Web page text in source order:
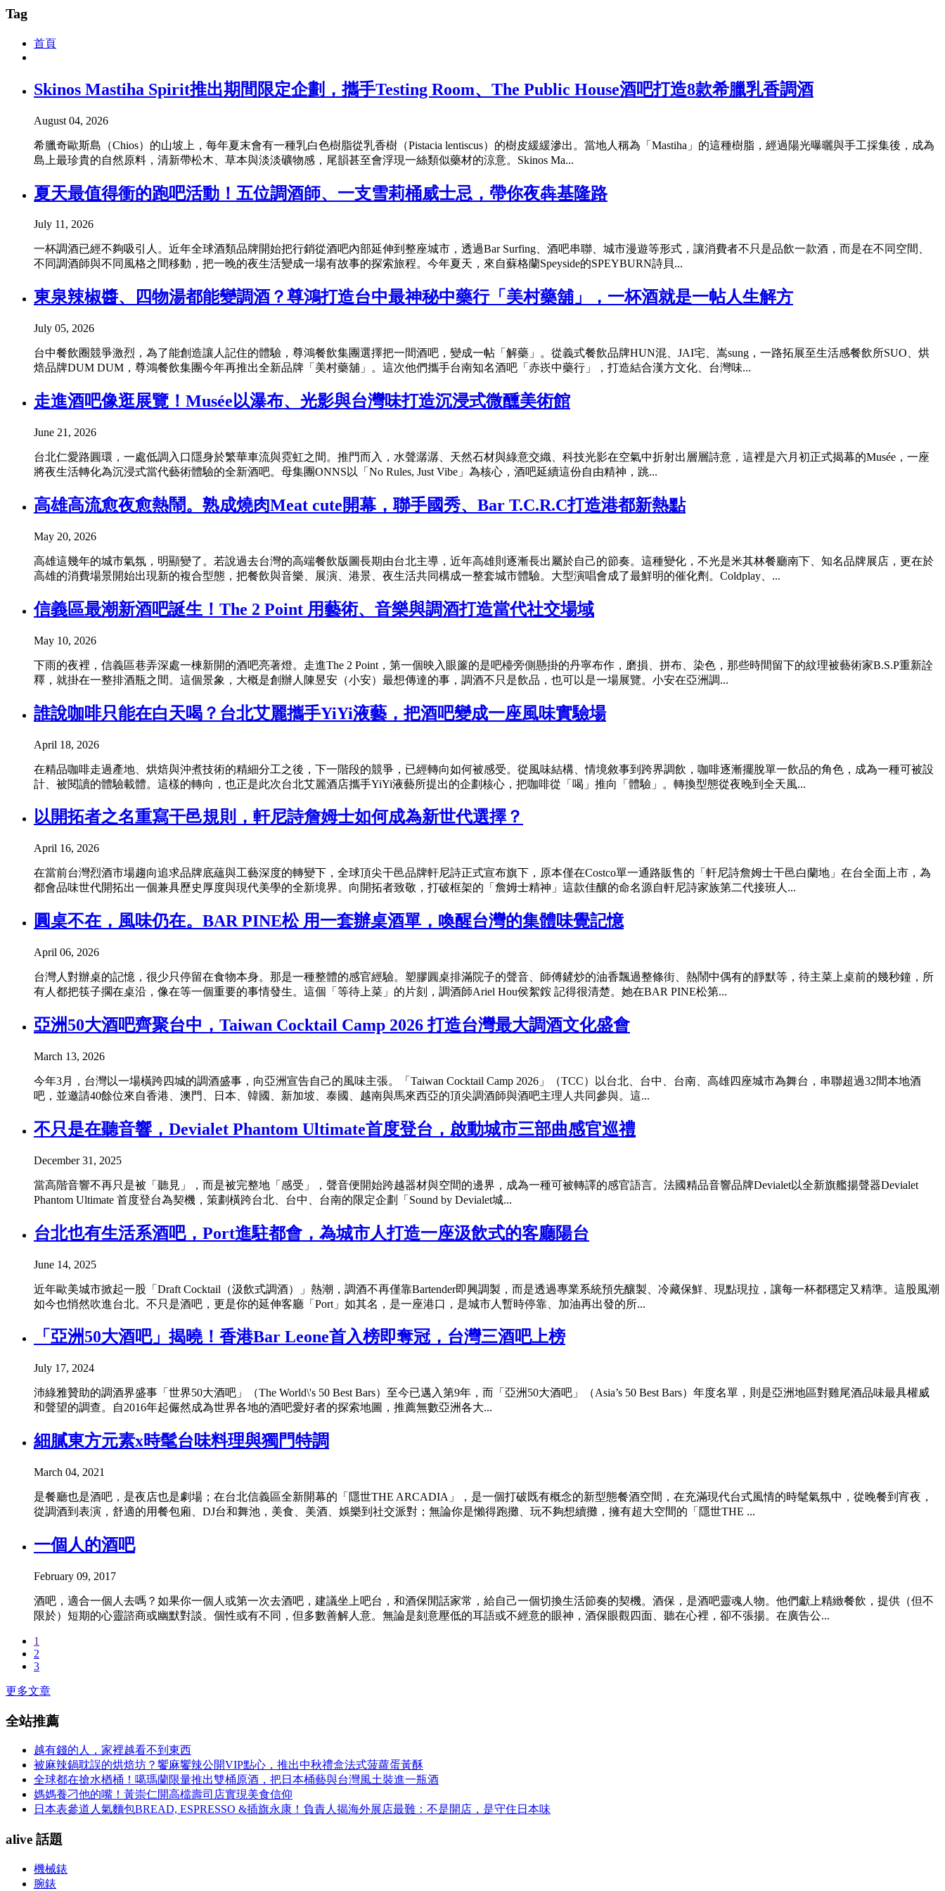
Tag
首頁
Skinos Mastiha Spirit推出期間限定企劃，攜手Testing Room、The Public House酒吧打造8款希臘乳香調酒
August 04, 2026
希臘奇歐斯島（Chios）的山坡上，每年夏末會有一種乳白色樹脂從乳香樹（Pistacia lentiscus）的樹皮緩緩滲出。當地人稱為「Mastiha」的這種樹脂，經過陽光曝曬與手工採集後，成為
島上最珍貴的自然原料，清新帶松木、草本與淡淡礦物感，尾韻甚至會浮現一絲類似藥材的涼意。Skinos Ma...
夏天最值得衝的跑吧活動！五位調酒師、一支雪莉桶威士忌，帶你夜犇基隆路
July 11, 2026
一杯調酒已經不夠吸引人。近年全球酒類品牌開始把行銷從酒吧內部延伸到整座城市，透過Bar Surfing、酒吧串聯、城市漫遊等形式，讓消費者不只是品飲一款酒，而是在不同空間、
不同調酒師與不同風格之間移動，把一晚的夜生活變成一場有故事的探索旅程。今年夏天，來自蘇格蘭Speyside的SPEYBURN詩貝...
東泉辣椒醬、四物湯都能變調酒？尊鴻打造台中最神秘中藥行「美村藥舖」，一杯酒就是一帖人生解方
July 05, 2026
台中餐飲圈競爭激烈，為了能創造讓人記住的體驗，尊鴻餐飲集團選擇把一間酒吧，變成一帖「解藥」。從義式餐飲品牌HUN混、JAI宅、嵩sung，一路拓展至生活感餐飲所SUO、烘
焙品牌DUM DUM，尊鴻餐飲集團今年再推出全新品牌「美村藥舖」。這次他們攜手台南知名酒吧「赤崁中藥行」，打造結合漢方文化、台灣味...
走進酒吧像逛展覽！Musée以瀑布、光影與台灣味打造沉浸式微醺美術館
June 21, 2026
台北仁愛路圓環，一處低調入口隱身於繁華車流與霓虹之間。推門而入，水聲潺潺、天然石材與綠意交織、科技光影在空氣中折射出層層詩意，這裡是六月初正式揭幕的Musée，一座
將夜生活轉化為沉浸式當代藝術體驗的全新酒吧。母集團ONNS以「No Rules, Just Vibe」為核心，酒吧延續這份自由精神，跳...
高雄高流愈夜愈熱鬧。熟成燒肉Meat cute開幕，聯手國秀、Bar T.C.R.C打造港都新熱點
May 20, 2026
高雄這幾年的城市氣氛，明顯變了。若說過去台灣的高端餐飲版圖長期由台北主導，近年高雄則逐漸長出屬於自己的節奏。這種變化，不光是米其林餐廳南下、知名品牌展店，更在於
高雄的消費場景開始出現新的複合型態，把餐飲與音樂、展演、港景、夜生活共同構成一整套城市體驗。大型演唱會成了最鮮明的催化劑。Coldplay、...
信義區最潮新酒吧誕生！The 2 Point 用藝術、音樂與調酒打造當代社交場域
May 10, 2026
下雨的夜裡，信義區巷弄深處一棟新開的酒吧亮著燈。走進The 2 Point，第一個映入眼簾的是吧檯旁側懸掛的丹寧布作，磨損、拼布、染色，那些時間留下的紋理被藝術家B.S.P重新詮
釋，就掛在一整排酒瓶之間。這個景象，大概是創辦人陳昱安（小安）最想傳達的事，調酒不只是飲品，也可以是一場展覽。小安在亞洲調...
誰說咖啡只能在白天喝？台北艾麗攜手YiYi液藝，把酒吧變成一座風味實驗場
April 18, 2026
在精品咖啡走過產地、烘焙與沖煮技術的精細分工之後，下一階段的競爭，已經轉向如何被感受。從風味結構、情境敘事到跨界調飲，咖啡逐漸擺脫單一飲品的角色，成為一種可被設
計、被閱讀的體驗載體。這樣的轉向，也正是此次台北艾麗酒店攜手YiYi液藝所提出的企劃核心，把咖啡從「喝」推向「體驗」。轉換型態從夜晚到全天風...
以開拓者之名重寫干邑規則，軒尼詩詹姆士如何成為新世代選擇？
April 16, 2026
在當前台灣烈酒市場趨向追求品牌底蘊與工藝深度的轉變下，全球頂尖干邑品牌軒尼詩正式宣布旗下，原本僅在Costco單一通路販售的「軒尼詩詹姆士干邑白蘭地」在台全面上市，為
都會品味世代開拓出一個兼具歷史厚度與現代美學的全新境界。向開拓者致敬，打破框架的「詹姆士精神」這款佳釀的命名源自軒尼詩家族第二代接班人...
圓桌不在，風味仍在。BAR PINE松 用一套辦桌酒單，喚醒台灣的集體味覺記憶
April 06, 2026
台灣人對辦桌的記憶，很少只停留在食物本身。那是一種整體的感官經驗。塑膠圓桌排滿院子的聲音、師傅鏟炒的油香飄過整條街、熱鬧中偶有的靜默等，待主菜上桌前的幾秒鐘，所
有人都把筷子擱在桌沿，像在等一個重要的事情發生。這個「等待上菜」的片刻，調酒師Ariel Hou侯絮銨 記得很清楚。她在BAR PINE松第...
亞洲50大酒吧齊聚台中，Taiwan Cocktail Camp 2026 打造台灣最大調酒文化盛會
March 13, 2026
今年3月，台灣以一場橫跨四城的調酒盛事，向亞洲宣告自己的風味主張。「Taiwan Cocktail Camp 2026」（TCC）以台北、台中、台南、高雄四座城市為舞台，串聯超過32間本地酒
吧，並邀請40餘位來自香港、澳門、日本、韓國、新加坡、泰國、越南與馬來西亞的頂尖調酒師與酒吧主理人共同參與。這...
不只是在聽音響，Devialet Phantom Ultimate首度登台，啟動城市三部曲感官巡禮
December 31, 2025
當高階音響不再只是被「聽見」，而是被完整地「感受」，聲音便開始跨越器材與空間的邊界，成為一種可被轉譯的感官語言。法國精品音響品牌Devialet以全新旗艦揚聲器Devialet
Phantom Ultimate 首度登台為契機，策劃橫跨台北、台中、台南的限定企劃「Sound by Devialet城...
台北也有生活系酒吧，Port進駐都會，為城市人打造一座汲飲式的客廳陽台
June 14, 2025
近年歐美城市掀起一股「Draft Cocktail（汲飲式調酒）」熱潮，調酒不再僅靠Bartender即興調製，而是透過專業系統預先釀製、冷藏保鮮、現點現拉，讓每一杯都穩定又精準。這股風潮
如今也悄然吹進台北。不只是酒吧，更是你的延伸客廳「Port」如其名，是一座港口，是城市人暫時停靠、加油再出發的所...
「亞洲50大酒吧」揭曉！香港Bar Leone首入榜即奪冠，台灣三酒吧上榜
July 17, 2024
沛綠雅贊助的調酒界盛事「世界50大酒吧」（The World\'s 50 Best Bars）至今已邁入第9年，而「亞洲50大酒吧」（Asia’s 50 Best Bars）年度名單，則是亞洲地區對雞尾酒品味最具權威
和聲望的調查。自2016年起儼然成為世界各地的酒吧愛好者的探索地圖，推薦無數亞洲各大...
細膩東方元素x時髦台味料理與獨門特調
March 04, 2021
是餐廳也是酒吧，是夜店也是劇場；在台北信義區全新開幕的「隱世THE ARCADIA」，是一個打破既有概念的新型態餐酒空間，在充滿現代台式風情的時髦氣氛中，從晚餐到宵夜，
從調酒到表演，舒適的用餐包廂、DJ台和舞池，美食、美酒、娛樂到社交派對；無論你是懶得跑攤、玩不夠想續攤，擁有超大空間的「隱世THE ...
一個人的酒吧
February 09, 2017
酒吧，適合一個人去嗎？如果你一個人或第一次去酒吧，建議坐上吧台，和酒保閒話家常，給自己一個切換生活節奏的契機。酒保，是酒吧靈魂人物。他們獻上精緻餐飲，提供（但不
限於）短期的心靈諮商或幽默對談。個性或有不同，但多數善解人意。無論是刻意壓低的耳語或不經意的眼神，酒保眼觀四面、聽在心裡，卻不張揚。在廣告公...
1
2
3
更多文章
全站推薦
越有錢的人，家裡越看不到東西
被麻辣鍋耽誤的烘焙坊？饗麻饗辣公開VIP點心，推出中秋禮盒法式菠蘿蛋黃酥
全球都在搶水楢桶！噶瑪蘭限量推出雙桶原酒，把日本桶藝與台灣風土裝進一瓶酒
媽媽養刁他的嘴！黃崇仁開高檔壽司店實現美食信仰
日本表參道人氣麵包BREAD, ESPRESSO &插旗永康！負責人揭海外展店最難：不是開店，是守住日本味
alive 話題
機械錶
腕錶